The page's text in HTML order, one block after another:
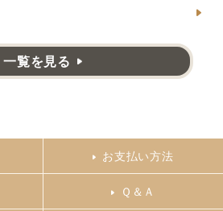
一覧を見る
お支払い方法
Ｑ＆Ａ